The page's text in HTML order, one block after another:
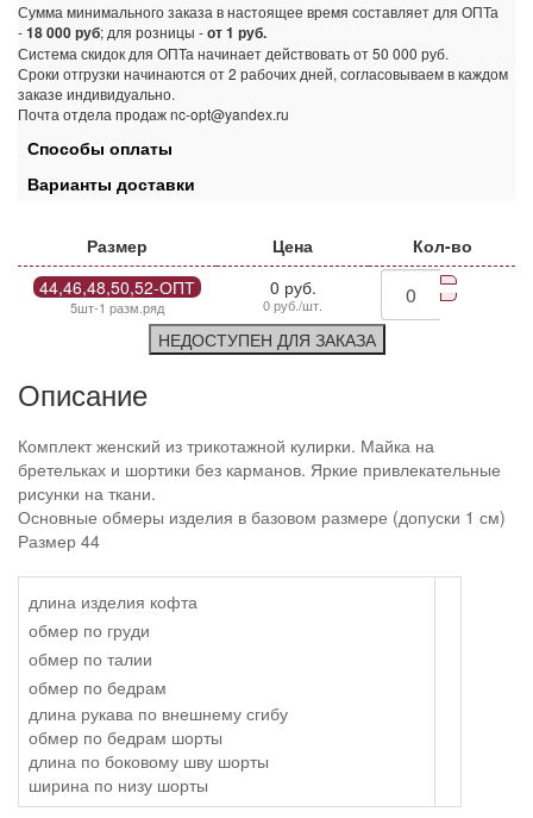
Сумма минимального заказа в настоящее время составляет для ОПТа
-18 000 руб; для розницы -от 1 руб.
Система скидок для ОПТа начинает действовать от 50 000 руб.
Сроки отгрузки начинаются от 2 рабочих дней, согласовываем в каждом
заказе индивидуально.
Почта отдела продаж nc-opt@yandex.ru
Способы оплаты
Варианты доставки
Размер Цена
Кол-во
44,46,48,50,52-ОПТ
5шт-1 разм.ряд
0 руб.
0 руб./шт.
НЕДОСТУПЕН ДЛЯ ЗАКАЗА
Описание
Комплект женский из трикотажной кулирки. Майка на
бретельках и шортики без карманов. Яркие привлекательные
рисунки на ткани.
Основные обмеры изделия в базовом размере (допуски 1 см)
Размер 44
длина изделия кофта
обмер по груди
обмер по талии
обмер по бедрам
длина рукава по внешнему сгибу
обмер по бедрам шорты
длина по боковому шву шорты
ширина по низу шорты